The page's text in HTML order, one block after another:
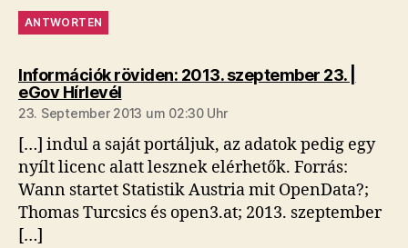
ANTWORTEN
Információk röviden: 2013. szeptember 23. |
eGov Hírlevélsagt:
23. September 2013 um 02:30 Uhr
[…] indul a saját portáljuk, az adatok pedig egy
nyílt licenc alatt lesznek elérhetők. Forrás:
Wann startet Statistik Austria mit OpenData?;
Thomas Turcsics és open3.at; 2013. szeptember
[…]